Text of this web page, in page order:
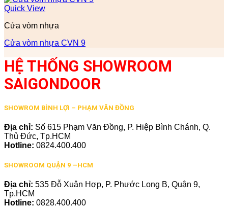
Quick View
Cửa vòm nhựa
Cửa vòm nhựa CVN 9
HỆ THỐNG SHOWROOM
SAIGONDOOR
SHOWROM BÌNH LỢI – PHẠM VĂN ĐỒNG
Địa chỉ: Số 615 Phạm Văn Đồng, P. Hiệp Bình Chánh, Q.
Thủ Đức, Tp.HCM
Hotline: 0824.400.400
SHOWROOM QUẬN 9 –HCM
Địa chỉ: 535 Đỗ Xuân Hợp, P. Phước Long B, Quận 9,
Tp.HCM
Hotline: 0828.400.400